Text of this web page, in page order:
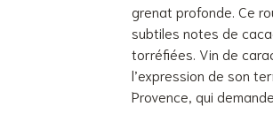
grenat profonde. Ce
subtiles notes de
torréfiées. Vin de
l’expression de son
Provence, qui